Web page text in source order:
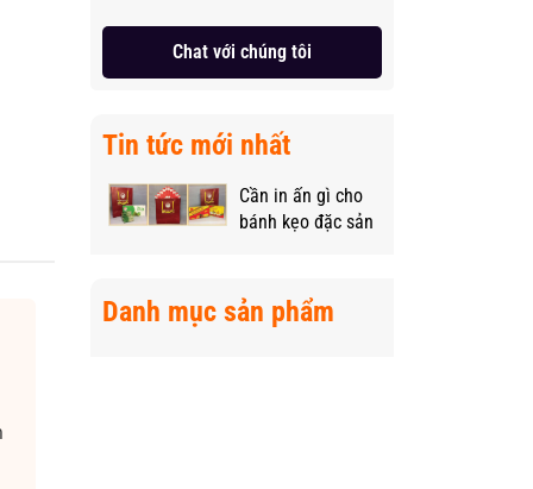
Chat với chúng tôi
Tin tức mới nhất
Cần in ấn gì cho
bánh kẹo đặc sản
phẩm?
Danh mục sản phẩm